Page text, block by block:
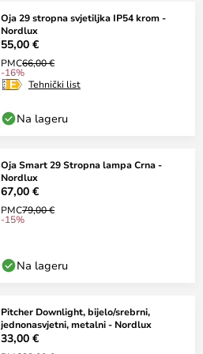
Oja 29 stropna svjetiljka IP54 krom -
Nordlux
55,00 €
PMC66,00 €
-16%
Tehnički list
Na lageru
Oja Smart 29 Stropna lampa Crna -
Nordlux
67,00 €
PMC79,00 €
-15%
Na lageru
Pitcher Downlight, bijelo/srebrni,
jednonasvjetni, metalni - Nordlux
33,00 €